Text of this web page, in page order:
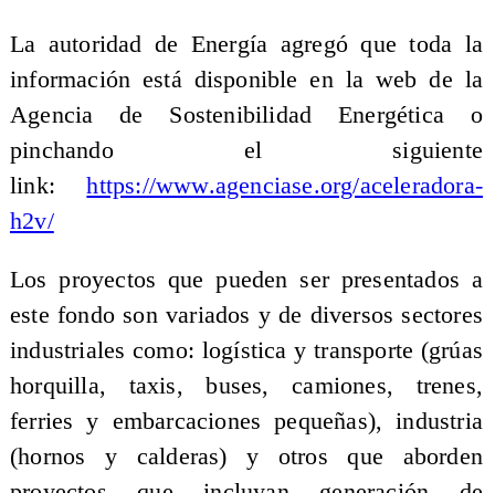
La autoridad de Energía agregó que toda la
información está disponible en la web de la
Agencia de Sostenibilidad Energética o
pinchando el siguiente
link:https://www.agenciase.org/aceleradora-
h2v/
Los proyectos que pueden ser presentados a
este fondo son variados y de diversos sectores
industriales como: logística y transporte (grúas
horquilla, taxis, buses, camiones, trenes,
ferries y embarcaciones pequeñas), industria
(hornos y calderas) y otros que aborden